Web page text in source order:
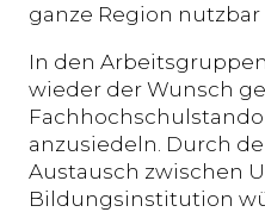
ganze Region nutzbar
In den
wieder der Wunsch
anzusiedeln. Durch
Austausch zwischen
Bildungsinstitution